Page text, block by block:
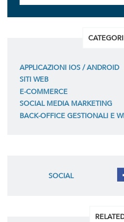
APPLICAZIONI IOS / ANDROID
SITI WEB
E-COMMERCE
SOCIAL MEDIA MARKETING
BACK-OFFICE GESTIONALI E
SOCIAL